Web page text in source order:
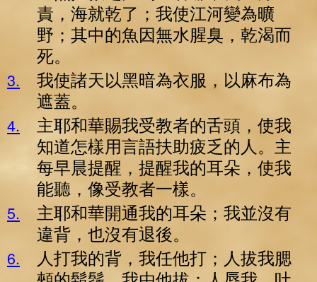
責，海就乾了；我使江河變為曠
野；其中的魚因無水腥臭，乾渴而
死。
3.
我使諸天以黑暗為衣服，以麻布為
遮蓋。
4.
主耶和華賜我受教者的舌頭，使我
知道怎樣用言語扶助疲乏的人。主
每早晨提醒，提醒我的耳朵，使我
能聽，像受教者一樣。
5.
主耶和華開通我的耳朵；我並沒有
違背，也沒有退後。
6.
人打我的背，我任他打；人拔我腮